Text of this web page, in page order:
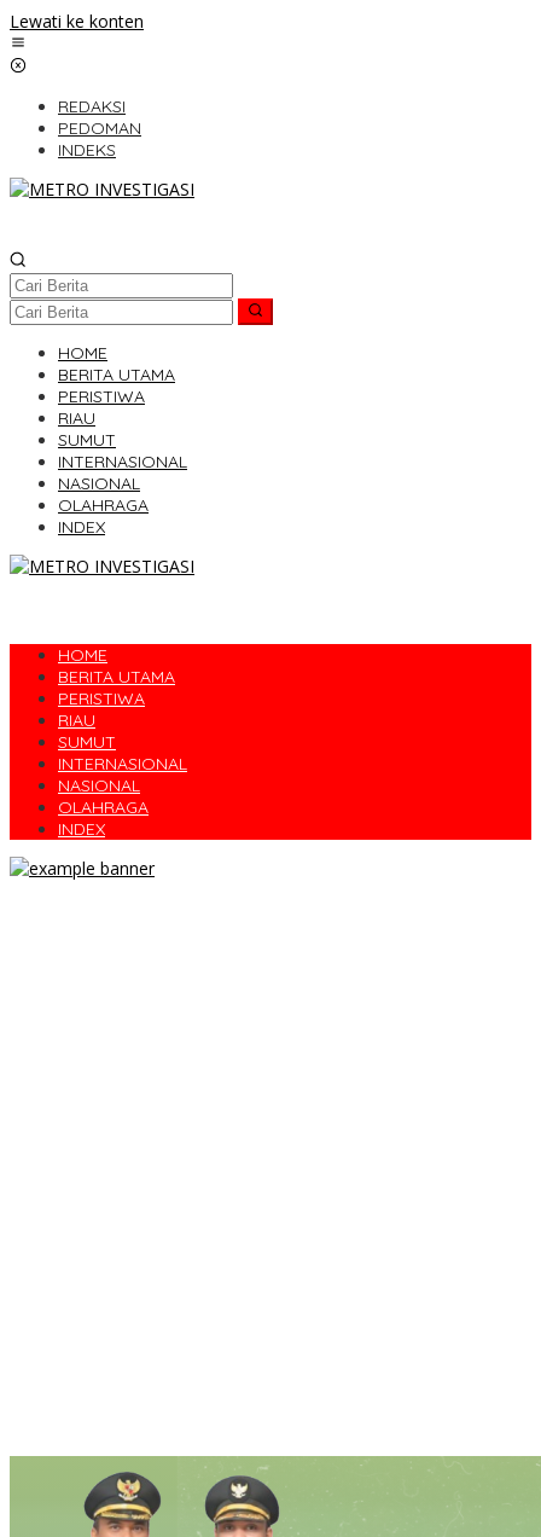
Lewati ke konten
REDAKSI
PEDOMAN
INDEKS
HOME
BERITA UTAMA
PERISTIWA
RIAU
SUMUT
INTERNASIONAL
NASIONAL
OLAHRAGA
INDEX
HOME
BERITA UTAMA
PERISTIWA
RIAU
SUMUT
INTERNASIONAL
NASIONAL
OLAHRAGA
INDEX